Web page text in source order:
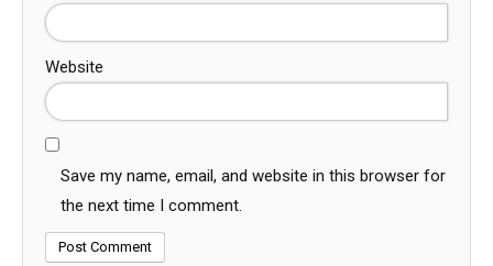
Website
Save my name, email, and website in this browser for
the next time I comment.